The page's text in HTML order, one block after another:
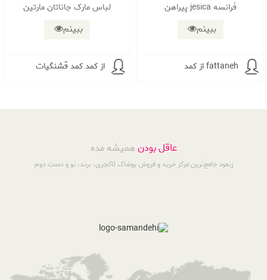
پیراهن jesica فرانسه
ببینم
از کمد fattaneh
لباس مارک جاناتان مارتین
ببینم
از کمد کمد قشنگیات
عاقل بودنهمیشه مده
زنمود جامع‌ترین مرکز خرید و فروش پوشاک لاکچری، برند، نو و دست دوم